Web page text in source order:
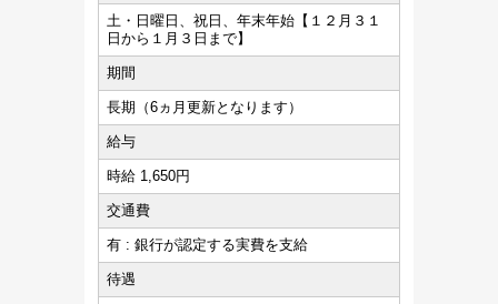
土・日曜日、祝日、年末年始【１２月３１
日から１月３日まで】
期間
長期（6ヵ月更新となります）
給与
時給 1,650円
交通費
有 : 銀行が認定する実費を支給
待遇